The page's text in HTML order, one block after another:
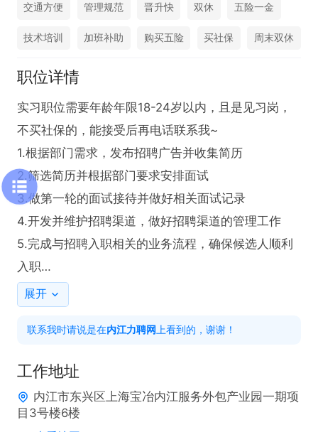
交通方便 管理规范 晋升快 双休 五险一金
技术培训 加班补助 购买五险 买社保 周末双休
职位详情
实习职位需要年龄年限18-24岁以内，且是见习岗，
不买社保的，能接受后再电话联系我~
1.根据部门需求，发布招聘广告并收集简历
2.筛选简历并根据部门要求安排面试
3.做第一轮的面试接待并做好相关面试记录
4.开发并维护招聘渠道，做好招聘渠道的管理工作
5.完成与招聘入职相关的业务流程，确保候选人顺利
入职
6.协助主管完善人才招聘制度.流程
1.办事沉稳.细致，思维活跃，有创新精神，良好的团
2.优秀的品行和职业素质，强烈的敬业精神与责任
感，工作原则性强。
展开
联系我时请说是在内江力聘网 上看到的，谢谢！
工作地址
内江市东兴区上海宝冶内江服务外包产业园一期项
目3号楼6楼